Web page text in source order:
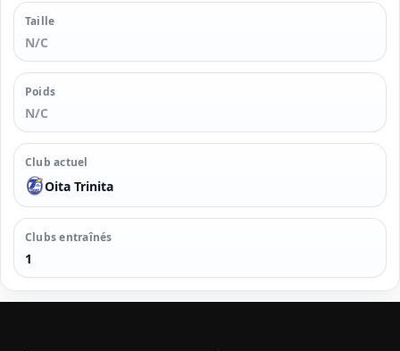
Taille
N/C
Poids
N/C
Club actuel
Oita Trinita
Clubs entraînés
1